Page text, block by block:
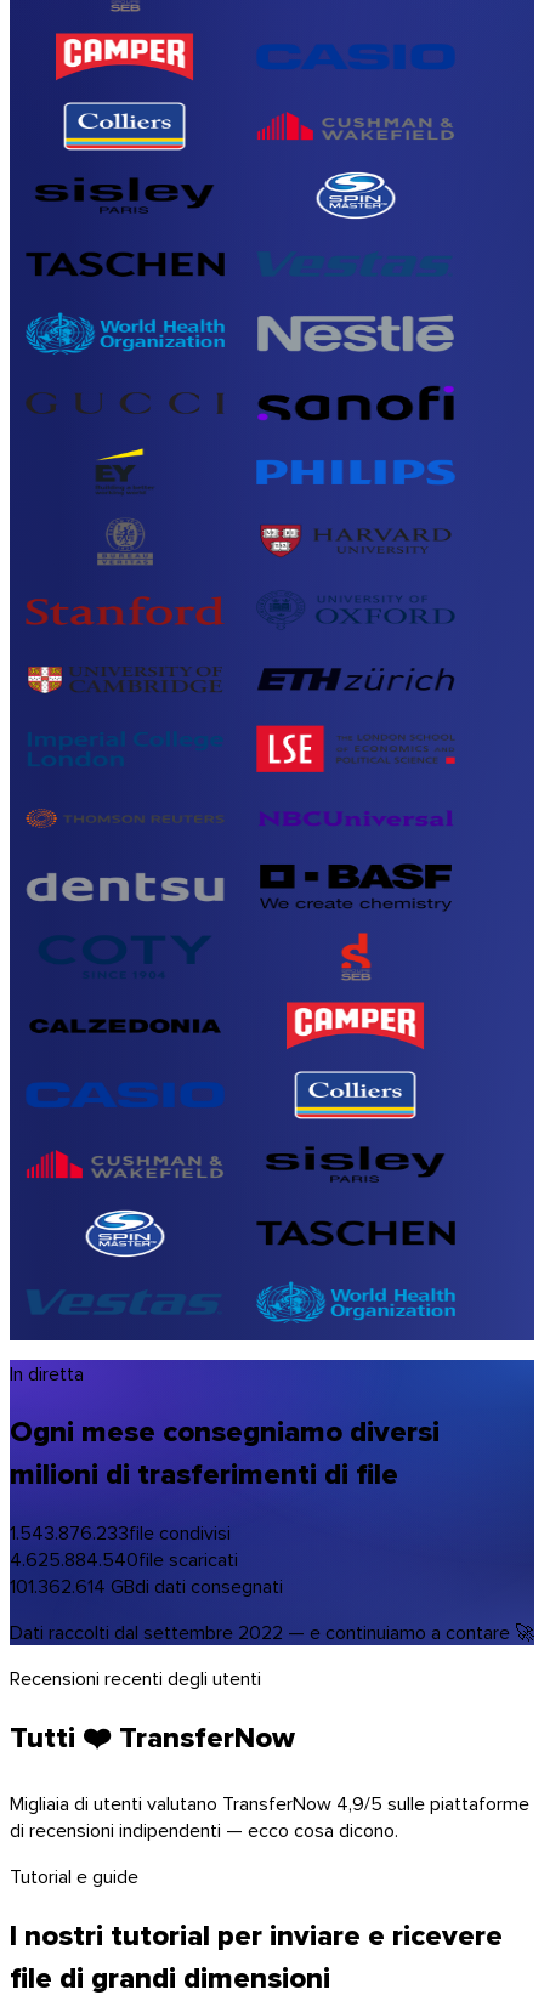
In diretta
Ogni mese consegniamo diversi
milioni di trasferimenti di file
1.543.876.233file condivisi
4.625.884.540file scaricati
101.362.614 GBdi dati consegnati
Dati raccolti dal settembre 2022 — e continuiamo a contare 🚀
Recensioni recenti degli utenti
Tutti ❤️ TransferNow
Migliaia di utenti valutano TransferNow 4,9/5 sulle piattaforme
di recensioni indipendenti — ecco cosa dicono.
Tutorial e guide
I nostri tutorial per inviare e ricevere
file di grandi dimensioni